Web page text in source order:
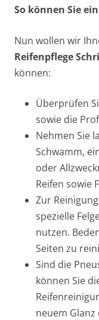
So können Sie
Nun wollen wir
Reifenpflege
können:
Überprüfen
sowie die
Nehmen Sie
Schwamm,
oder
Reifen sowie
Zur
spezielle
nutzen.
Seiten zu
Sind die
können Sie
neuem